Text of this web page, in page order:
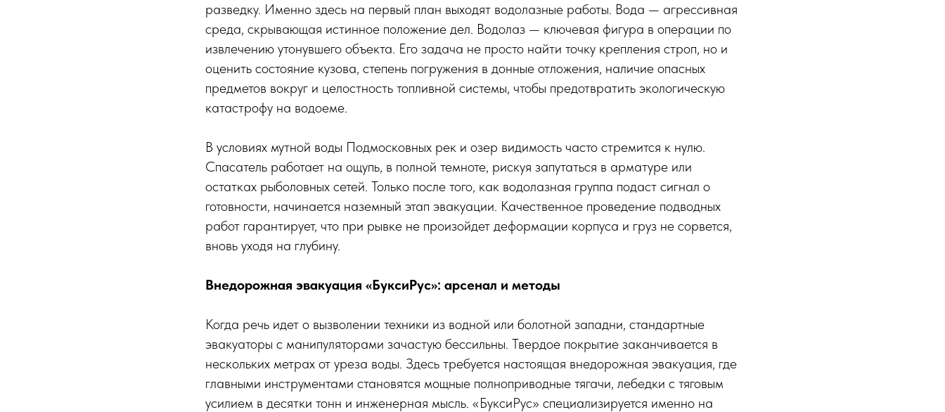
разведку. Именно здесь на первый план выходят водолазные работы. Вода — агрессивная
среда, скрывающая истинное положение дел. Водолаз — ключевая фигура в операции по
извлечению утонувшего объекта. Его задача не просто найти точку крепления строп, но и
оценить состояние кузова, степень погружения в донные отложения, наличие опасных
предметов вокруг и целостность топливной системы, чтобы предотвратить экологическую
катастрофу на водоеме.
В условиях мутной воды Подмосковных рек и озер видимость часто стремится к нулю.
Спасатель работает на ощупь, в полной темноте, рискуя запутаться в арматуре или
остатках рыболовных сетей. Только после того, как водолазная группа подаст сигнал о
готовности, начинается наземный этап эвакуации. Качественное проведение подводных
работ гарантирует, что при рывке не произойдет деформации корпуса и груз не сорвется,
вновь уходя на глубину.
Внедорожная эвакуация «БуксиРус»: арсенал и методы
Когда речь идет о вызволении техники из водной или болотной западни, стандартные
эвакуаторы с манипуляторами зачастую бессильны. Твердое покрытие заканчивается в
нескольких метрах от уреза воды. Здесь требуется настоящая внедорожная эвакуация, где
главными инструментами становятся мощные полноприводные тягачи, лебедки с тяговым
усилием в десятки тонн и инженерная мысль. «БуксиРус» специализируется именно на